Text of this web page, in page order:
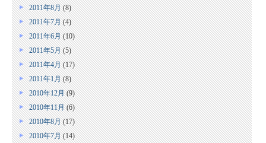
2011年8月(8)
2011年7月(4)
2011年6月(10)
2011年5月(5)
2011年4月(17)
2011年1月(8)
2010年12月(9)
2010年11月(6)
2010年8月(17)
2010年7月(14)